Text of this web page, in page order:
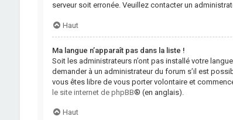
serveur soit erronée. Veuillez contacter un
Haut
Ma langue n’apparaît pas dans la liste !
Soit les administrateurs n’ont pas installé votre
demander à un administrateur du forum s’il est
vous êtes libre de vous porter volontaire et
le site internet de phpBB® (en anglais).
Haut